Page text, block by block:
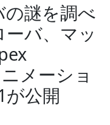
の謎を調べ
バ、マッ
メーショ
が公開